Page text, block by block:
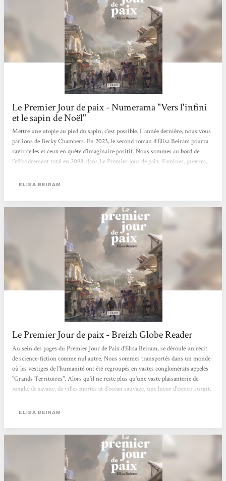
Le Premier Jour de paix - Numerama "Vers l'infini
et le sapin de Noël"
Mettre une utopie au pied du sapin, c’est possible. L’année dernière, nous vous
parlions de Becky Chambers. En 2023, le second roman d’Elisa Beiram pourra
ravir celles et ceux en quête d’imaginaire positif. Nous sommes au bord de
l’effondrement total en 2098, dans Le Premier jour de paix. Famines, guerres,
encore post-apocalyptique, et certains sont bien décidés à trouver une solution
audacieuse, où le futur n’est pas...
ELISA BEIRAM
Le Premier Jour de paix - Breizh Globe Reader
Au sein des pages du Premier Jour de Paix d'Elisa Beiram, se déroule un récit
de science-fiction comme nul autre. Nous sommes transportés dans un monde
où les vestiges de l'humanité ont été regroupés en vastes conglomérats appelés
"Grands Territoires". Alors qu’il ne reste plus qu’une vaste plaisanterie de
jungle, de savane, de villes mortes et d’océan sauvage, une lueur d'espoir surgit.
universelle, alors qu'ils parcourent le globe vers le rivage, vers le monde, vers
ELISA BEIRAM